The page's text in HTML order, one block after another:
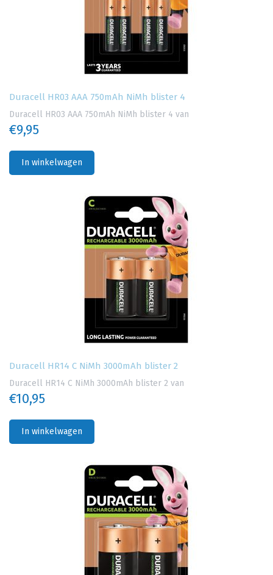
Duracell HR03 AAA 750mAh NiMh blister 4
Duracell HR03 AAA 750mAh NiMh blister 4 van
€9,95
In winkelwagen
Duracell HR14 C NiMh 3000mAh blister 2
Duracell HR14 C NiMh 3000mAh blister 2 van
€10,95
In winkelwagen